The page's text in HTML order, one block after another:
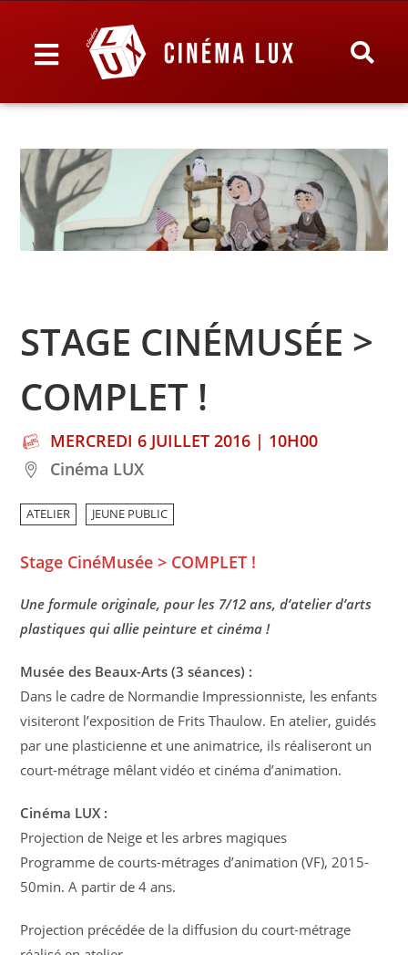
STAGE CINÉMUSÉE >
COMPLET !
MERCREDI 6 JUILLET 2016 | 10H00
Cinéma LUX
ATELIER JEUNE PUBLIC
Stage CinéMusée > COMPLET !
Une formule originale, pour les 7/12 ans, d’atelier d’arts
plastiques qui allie peinture et cinéma !
Musée des Beaux-Arts (3 séances) :
Dans le cadre de Normandie Impressionniste, les enfants
visiteront l’exposition de Frits Thaulow. En atelier, guidés
par une plasticienne et une animatrice, ils réaliseront un
court-métrage mêlant vidéo et cinéma d’animation.
Cinéma LUX :
Projection de Neige et les arbres magiques
Programme de courts-métrages d’animation (VF), 2015-
50min. A partir de 4 ans.
Projection précédée de la diffusion du court-métrage